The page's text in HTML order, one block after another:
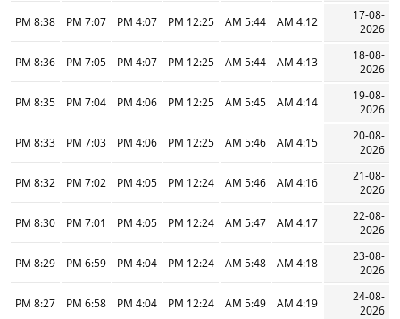
17-08-
2026
4:12 AM
5:44 AM
12:25 PM
4:07 PM
7:07 PM
8:38 PM
18-08-
2026
4:13 AM
5:44 AM
12:25 PM
4:07 PM
7:05 PM
8:36 PM
19-08-
2026
4:14 AM
5:45 AM
12:25 PM
4:06 PM
7:04 PM
8:35 PM
20-08-
2026
4:15 AM
5:46 AM
12:25 PM
4:06 PM
7:03 PM
8:33 PM
21-08-
2026
4:16 AM
5:46 AM
12:24 PM
4:05 PM
7:02 PM
8:32 PM
22-08-
2026
4:17 AM
5:47 AM
12:24 PM
4:05 PM
7:01 PM
8:30 PM
23-08-
2026
4:18 AM
5:48 AM
12:24 PM
4:04 PM
6:59 PM
8:29 PM
24-08-
2026
4:19 AM
5:49 AM
12:24 PM
4:04 PM
6:58 PM
8:27 PM